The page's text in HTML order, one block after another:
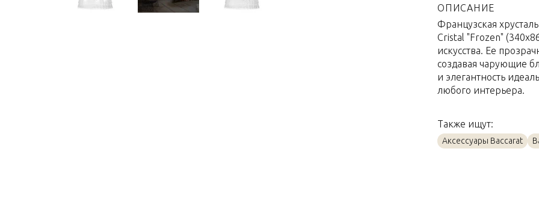
Материал
Объем / Размер
ОПИСАНИЕ
Французская
Cristal "Frozen"
искусства. Ее
создавая чарующие
и элегантность
любого интерьера.
Также ищут:
Аксессуары Baccarat